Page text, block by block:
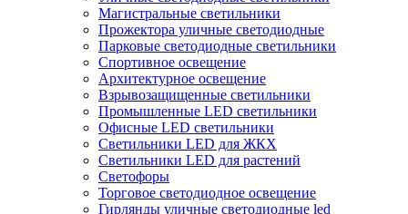
Магистральные светильники
Прожектора уличные светодиодные
Парковые светодиодные светильники
Спортивное освещение
Архитектурное освещение
Взрывозащищенные светильники
Промышленные LED светильники
Офисные LED светильники
Cветильники LED для ЖКХ
Светильники LED для растений
Светофоры
Торговое светодиодное освещение
Гирлянды уличные светодиодные led